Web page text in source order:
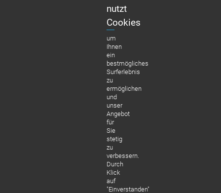
nutzt
Cookies
um
Ihnen
ein
bestmögliches
Surferlebnis
zu
ermöglichen
und
unser
Angebot
für
Sie
stetig
zu
verbessern.
Durch
Klick
auf
"Einverstanden"